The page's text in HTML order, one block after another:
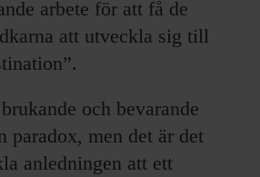
arbete för att få de
att utveckla sig till
och bevarande
paradox, men det är det
anledningen att ett